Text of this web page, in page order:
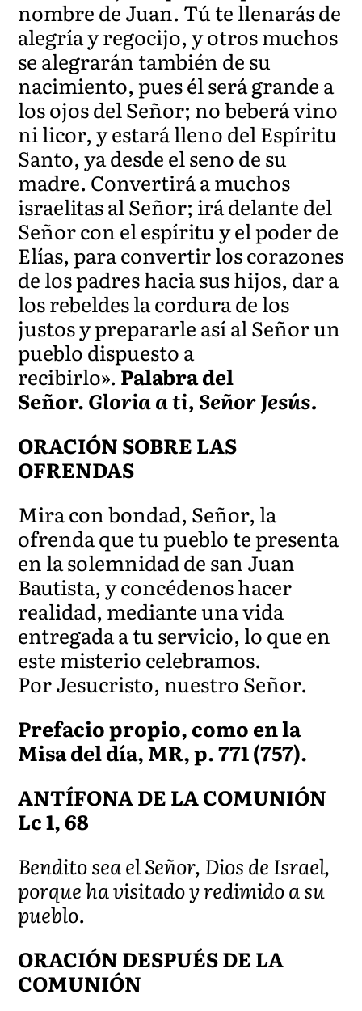
nombre de Juan. Tú te llenarás de
alegría y regocijo, y otros muchos
se alegrarán también de su
nacimiento, pues él será grande a
los ojos del Señor; no beberá vino
ni licor, y estará lleno del Espíritu
Santo, ya desde el seno de su
madre. Convertirá a muchos
israelitas al Señor; irá delante del
Señor con el espíritu y el poder de
Elías, para convertir los corazones
de los padres hacia sus hijos, dar a
los rebeldes la cordura de los
justos y prepararle así al Señor un
pueblo dispuesto a
recibirlo». Palabra del
Señor.Gloria a ti, Señor Jesús.
ORACIÓN SOBRE LAS
OFRENDAS
Mira con bondad, Señor, la
ofrenda que tu pueblo te presenta
en la solemnidad de san Juan
Bautista, y concédenos hacer
realidad, mediante una vida
entregada a tu servicio, lo que en
este misterio celebramos.
Por Jesucristo, nuestro Señor.
Prefacio propio, como en la
Misa del día, MR, p. 771 (757).
ANTÍFONA DE LA COMUNIÓN
Lc 1, 68
Bendito sea el Señor, Dios de Israel,
porque ha visitado y redimido a su
pueblo.
ORACIÓN DESPUÉS DE LA
COMUNIÓN